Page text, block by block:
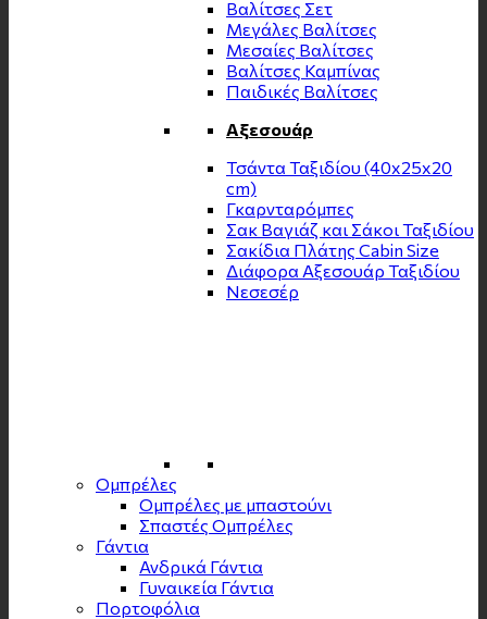
Βαλίτσες Σετ
Μεγάλες Βαλίτσες
Μεσαίες Βαλίτσες
Βαλίτσες Καμπίνας
Παιδικές Βαλίτσες
Αξεσουάρ
Τσάντα Ταξιδίου (40x25x20
cm)
Γκαρνταρόμπες
Σακ Βαγιάζ και Σάκοι Ταξιδίου
Σακίδια Πλάτης Cabin Size
Διάφορα Αξεσουάρ Ταξιδίου
Νεσεσέρ
Ομπρέλες
Ομπρέλες με μπαστούνι
Σπαστές Ομπρέλες
Γάντια
Ανδρικά Γάντια
Γυναικεία Γάντια
Πορτοφόλια